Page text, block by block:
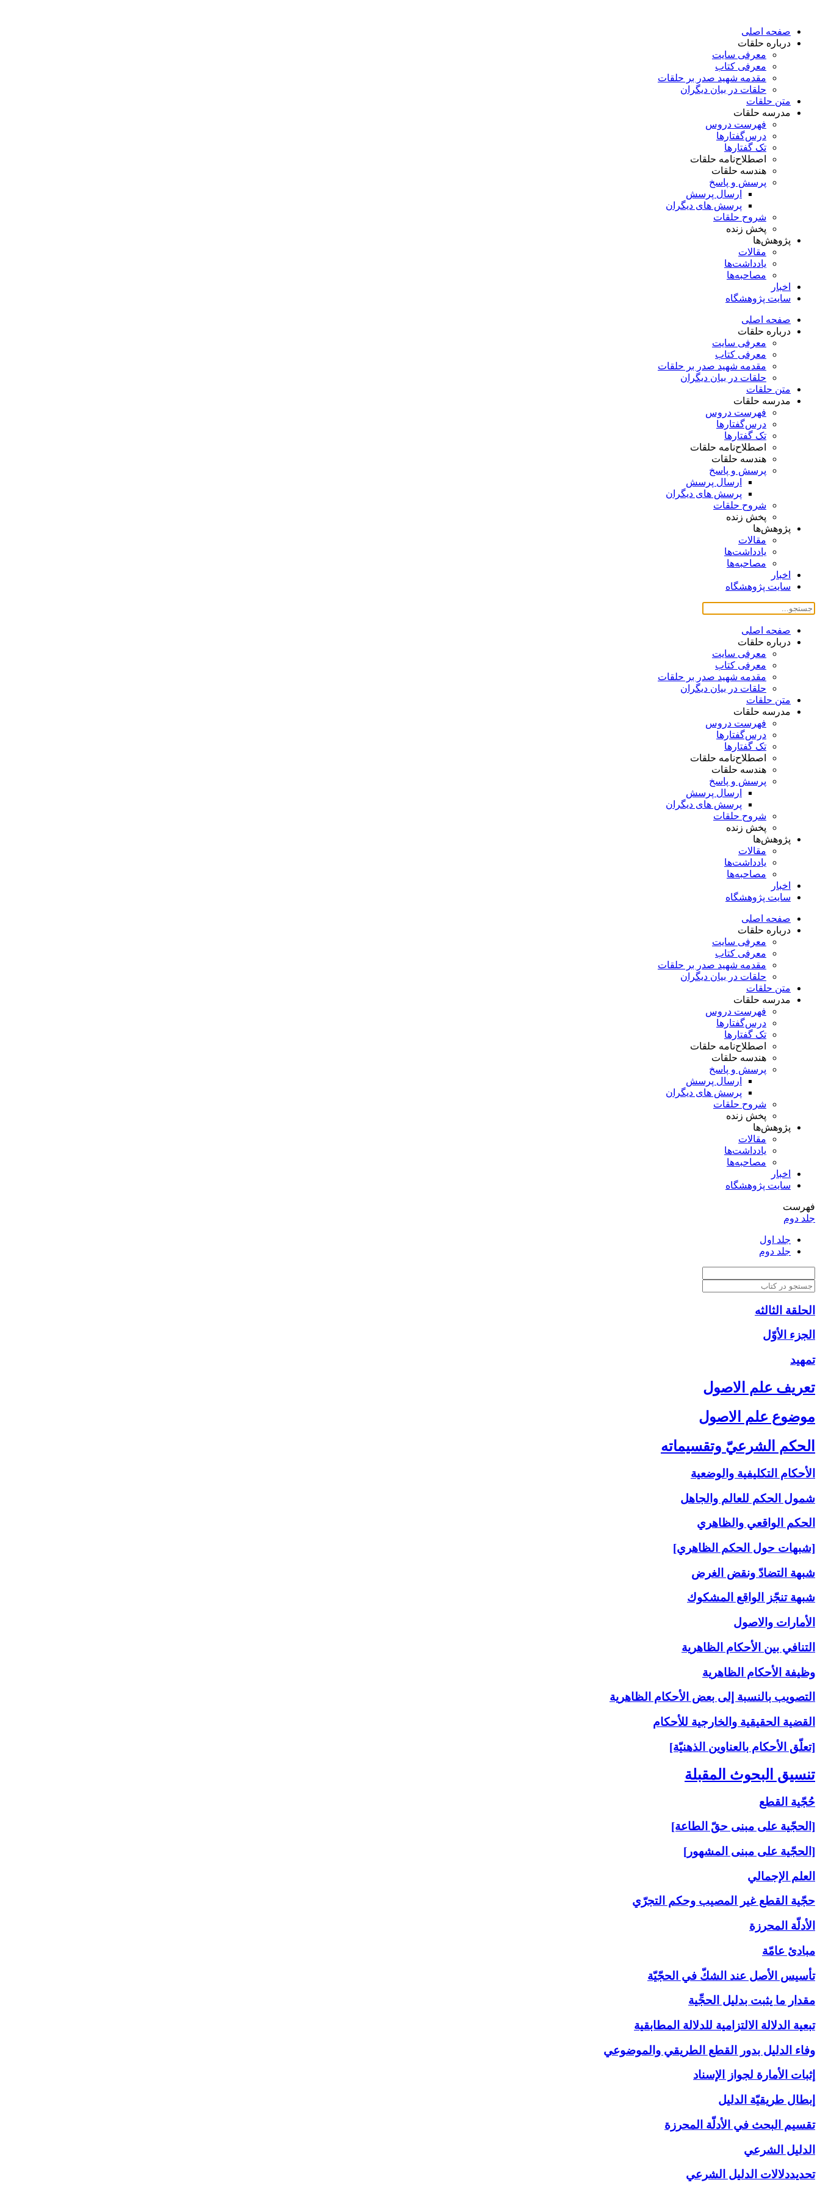
محتوا
صفحه اصلی
درباره حلقات
معرفی سایت
معرفی کتاب
مقدمه شهید صدر بر حلقات
حلقات در بیان دیگران
متن حلقات
مدرسه حلقات
فهرست دروس
درس‌گفتار‌ها
تک گفتارها
اصطلاح‌نامه حلقات
هندسه حلقات
پرسش و پاسخ
ارسال پرسش
پرسش های دیگران
شروح حلقات
پخش زنده
پژوهش‌ها
مقالات
یادداشت‌ها
مصاحبه‌ها
اخبار
سایت پژوهشگاه
صفحه اصلی
درباره حلقات
معرفی سایت
معرفی کتاب
مقدمه شهید صدر بر حلقات
حلقات در بیان دیگران
متن حلقات
مدرسه حلقات
فهرست دروس
درس‌گفتار‌ها
تک گفتارها
اصطلاح‌نامه حلقات
هندسه حلقات
پرسش و پاسخ
ارسال پرسش
پرسش های دیگران
شروح حلقات
پخش زنده
پژوهش‌ها
مقالات
یادداشت‌ها
مصاحبه‌ها
اخبار
سایت پژوهشگاه
صفحه اصلی
درباره حلقات
معرفی سایت
معرفی کتاب
مقدمه شهید صدر بر حلقات
حلقات در بیان دیگران
متن حلقات
مدرسه حلقات
فهرست دروس
درس‌گفتار‌ها
تک گفتارها
اصطلاح‌نامه حلقات
هندسه حلقات
پرسش و پاسخ
ارسال پرسش
پرسش های دیگران
شروح حلقات
پخش زنده
پژوهش‌ها
مقالات
یادداشت‌ها
مصاحبه‌ها
اخبار
سایت پژوهشگاه
صفحه اصلی
درباره حلقات
معرفی سایت
معرفی کتاب
مقدمه شهید صدر بر حلقات
حلقات در بیان دیگران
متن حلقات
مدرسه حلقات
فهرست دروس
درس‌گفتار‌ها
تک گفتارها
اصطلاح‌نامه حلقات
هندسه حلقات
پرسش و پاسخ
ارسال پرسش
پرسش های دیگران
شروح حلقات
پخش زنده
پژوهش‌ها
مقالات
یادداشت‌ها
مصاحبه‌ها
اخبار
سایت پژوهشگاه
فهرست
جلد دوم
جلد اول
جلد دوم
الحلقة الثالثه
الجزء الأوّل‏
تمهيد
تعريف علم الاصول‏
موضوع علم الاصول‏
الحكم الشرعيّ وتقسيماته‏
الأحكام التكليفية والوضعية
شمول الحكم للعالم والجاهل
الحكم الواقعي والظاهري
[شبهات حول الحكم الظاهري]
شبهة التضادّ ونقض الغرض
شبهة تنجّز الواقع المشكوك
الأمارات والاصول
التنافي بين الأحكام الظاهرية
وظيفة الأحكام الظاهرية
التصويب بالنسبة إلى‏ بعض الأحكام الظاهرية
القضية الحقيقية والخارجية للأحكام
[تعلّق الأحكام بالعناوين الذهنيّة]
تنسيق البحوث المقبلة
حُجّية القطع
[الحجّية على مبنى حقّ الطاعة]
[الحجّية على مبنى المشهور]
العلم الإجمالي
حجّية القطع غير المصيب وحكم التجرّي
الأدلّة المحرزة
مبادئ عامّة
تأسيس الأصل عند الشكّ في الحجّيّة
مقدار ما يثبت بدليل الحجِّية
تبعية الدلالة الالتزامية للدلالة المطابقية
وفاء الدليل بدور القطع الطريقي والموضوعي
إثبات الأمارة لجواز الإسناد
إبطال طريقيّة الدليل
تقسيم البحث في الأدلّة المحرزة
الدليل الشرعي‏
تحديددلالات الدليل الشرعي‏